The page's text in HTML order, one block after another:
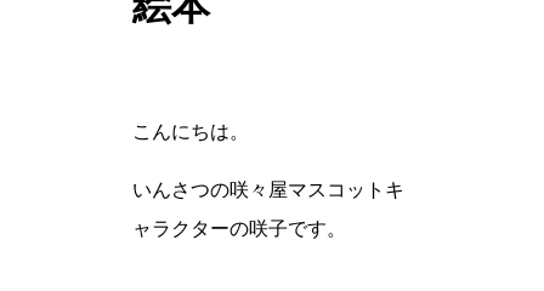
こんにちは。
いんさつの咲々屋マスコットキ
ャラクターの咲子です。